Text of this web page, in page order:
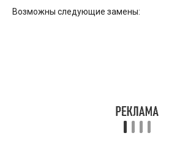
Возможны следующие замены: